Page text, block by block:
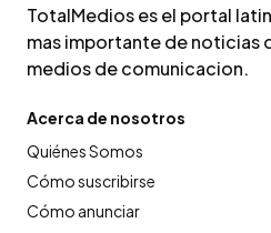
TotalMedios es el portal
mas importante de noticias
medios de comunicacion.
Acerca de nosotros
Quiénes Somos
Cómo suscribirse
Cómo anunciar